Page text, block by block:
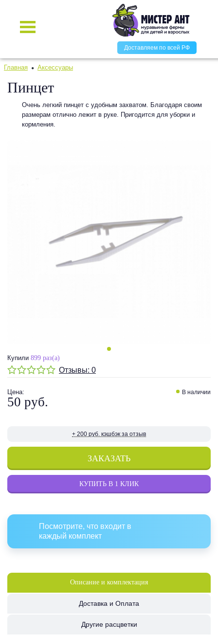
Доставляем по всей РФ
Главная Аксессуары
Пинцет
Очень легкий пинцет с удобным захватом. Благодаря своим
размерам отлично лежит в руке. Пригодится для уборки и
кормления.
Купили 899 раз(а)
Отзывы: 0
Цена:
50 руб.
В наличии
ЗАКАЗАТЬ
КУПИТЬ В 1 КЛИК
+ 200 руб. кэшбэк за отзыв
Посмотрите, что входит в
каждый комплект
Описание и комплектация
Доставка и Оплата
Другие расцветки